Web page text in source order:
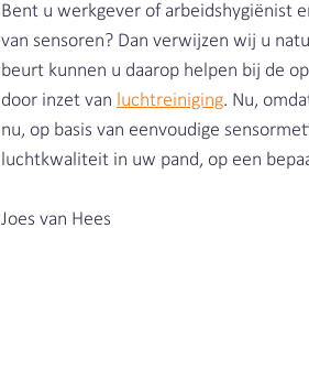
Bent u werkgever of arbeidshygiënist
van sensoren? Dan verwijzen wij u
beurt kunnen u daarop helpen bij de
door inzet van luchtreiniging. Nu,
nu, op basis van eenvoudige
luchtkwaliteit in uw pand, op een
Joes van Hees